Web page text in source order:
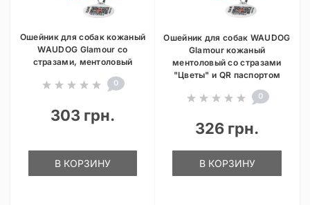
Ошейник для собак кожаный
WAUDOG Glamour со
стразами, ментоловый
0
303 грн.
В КОРЗИНУ
Ошейник для собак WAUDOG
Glamour кожаный
ментоловый со стразами
"Цветы" и QR паспортом
0
326 грн.
В КОРЗИНУ